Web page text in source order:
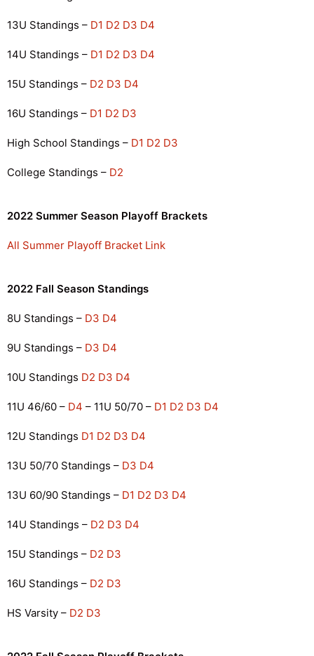
13U Standings – D1 D2 D3 D4
14U Standings – D1 D2 D3 D4
15U Standings – D2 D3 D4
16U Standings – D1 D2 D3
High School Standings – D1 D2 D3
College Standings – D2
2022 Summer Season Playoff Brackets
All Summer Playoff Bracket Link
2022 Fall Season Standings
8U Standings – D3 D4
9U Standings – D3 D4
10U Standings D2 D3 D4
11U 46/60 – D4 – 11U 50/70 – D1 D2 D3 D4
12U Standings D1 D2 D3 D4
13U 50/70 Standings – D3 D4
13U 60/90 Standings – D1 D2 D3 D4
14U Standings – D2 D3 D4
15U Standings – D2 D3
16U Standings – D2 D3
HS Varsity – D2 D3